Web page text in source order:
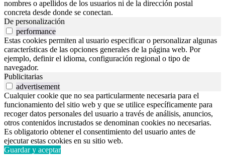
nombres o apellidos de los usuarios ni de la dirección postal
concreta desde donde se conectan.
De personalización
performance
Estas cookies permiten al usuario especificar o personalizar algunas
características de las opciones generales de la página web. Por
ejemplo, definir el idioma, configuración regional o tipo de
navegador.
Publicitarias
advertisement
Cualquier cookie que no sea particularmente necesaria para el
funcionamiento del sitio web y que se utilice específicamente para
recoger datos personales del usuario a través de análisis, anuncios,
otros contenidos incrustados se denominan cookies no necesarias.
Es obligatorio obtener el consentimiento del usuario antes de
ejecutar estas cookies en su sitio web.
Guardar y aceptar